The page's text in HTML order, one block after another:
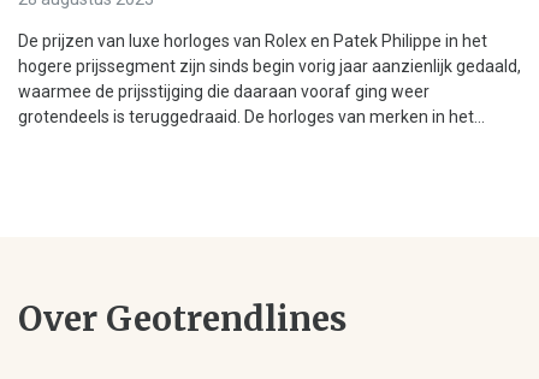
De prijzen van luxe horloges van Rolex en Patek Philippe in het
hogere prijssegment zijn sinds begin vorig jaar aanzienlijk gedaald,
waarmee de prijsstijging die daaraan vooraf ging weer
grotendeels is teruggedraaid. De horloges van merken in het...
Over Geotrendlines